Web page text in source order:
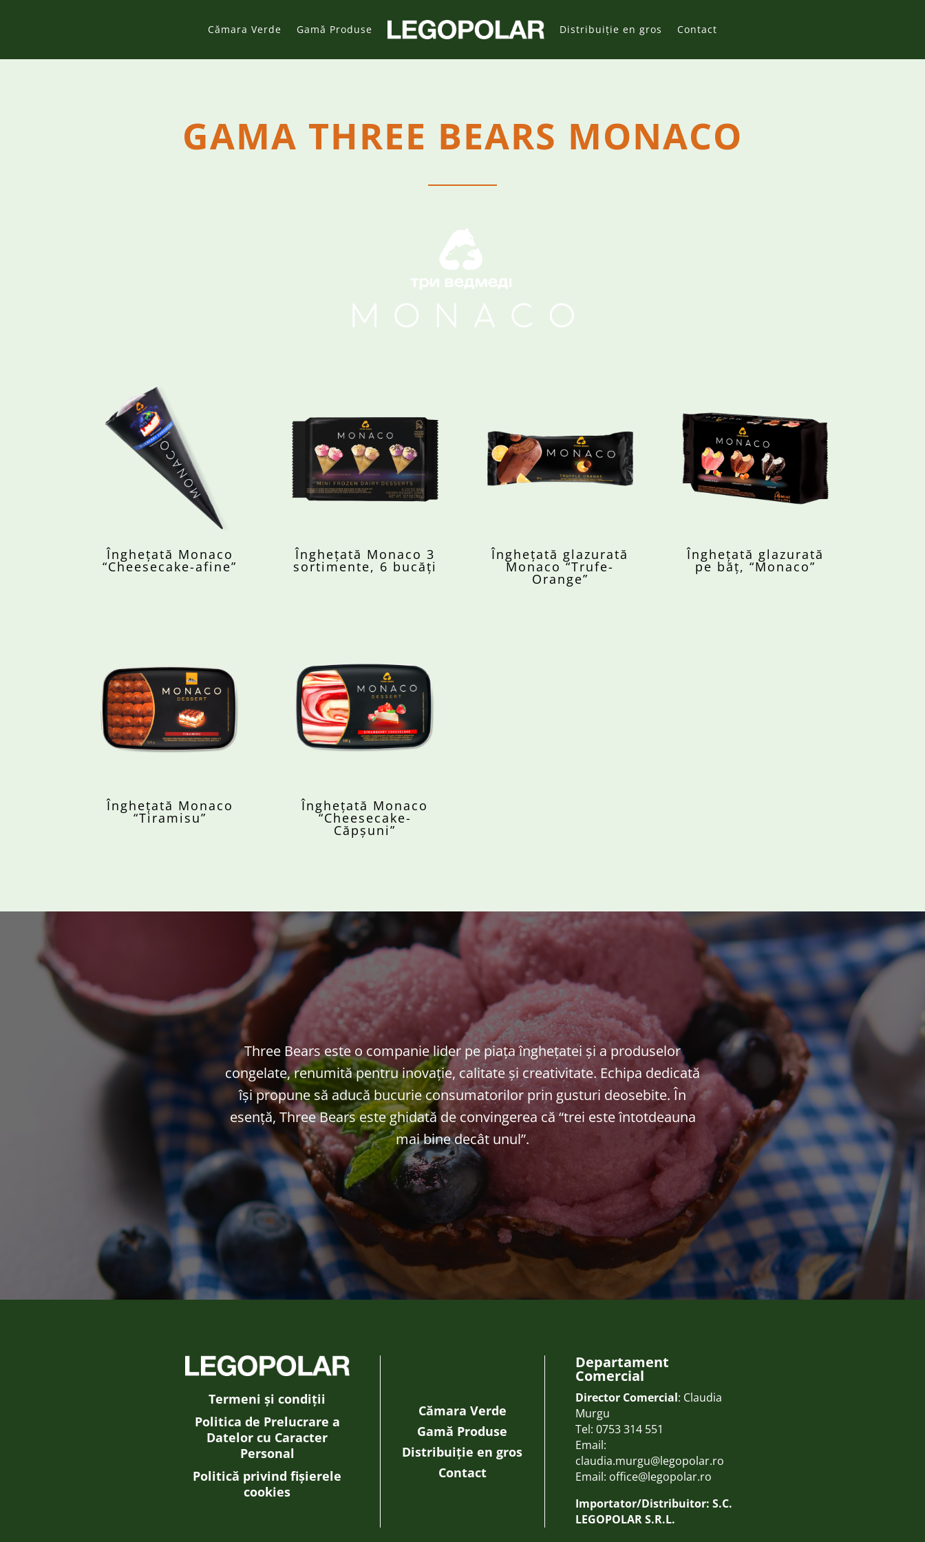
Cămara Verde Gamă Produse Distribuiție en gros Contact
GAMA THREE BEARS MONACO
Înghețată Monaco
“Cheesecake-afine”
Înghețată Monaco 3
sortimente, 6 bucăți
Înghețată glazurată
Monaco “Trufe-
Orange”
Înghețată glazurată
pe băț, “Monaco”
Înghețată Monaco
“Tiramisu”
Înghețată Monaco
“Cheesecake-
Căpșuni”
Three Bears este o companie lider pe piața înghețatei și a produselor
congelate, renumită pentru inovație, calitate și creativitate. Echipa dedicată
își propune să aducă bucurie consumatorilor prin gusturi deosebite. În
esență, Three Bears este ghidată de convingerea că “trei este întotdeauna
mai bine decât unul”.
Termeni și condiții
Politica de Prelucrare a
Datelor cu Caracter
Personal
Politică privind fișierele
cookies
Cămara Verde
Gamă Produse
Distribuiție en gros
Contact
Departament
Comercial
Director Comercial: Claudia
Murgu
Tel: 0753 314 551
Email:
claudia.murgu@legopolar.ro
Email: office@legopolar.ro
Importator/Distribuitor: S.C.
LEGOPOLAR S.R.L.